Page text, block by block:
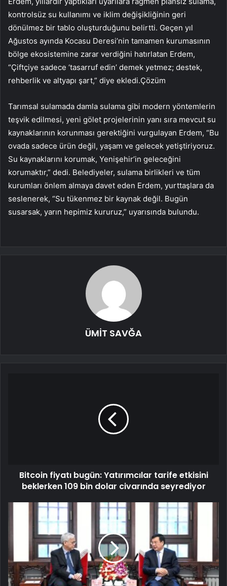
kontrolsüz su kullanımı ve iklim değişikliğinin geri
dönülmez bir tablo oluşturduğunu belirtti. Geçen yıl
Ağustos ayında Kocasu Deresi’nin tamamen kurumasının
bölge ekosistemine zarar verdiğini hatırlatan Erdem,
“Çiftçiye sadece ‘tasarruf edin’ demek yetmez; destek,
rehberlik ve altyapı şart,” diye ekledi.Çözüm
Tarımsal sulamada damla sulama gibi modern yöntemlerin
teşvik edilmesi, yeni gölet projelerinin yanı sıra mevcut su
kaynaklarının korunması gerektiğini vurgulayan Erdem, “Bu
ovada sadece ürün değil, yaşam ve gelecek yetiştiriyoruz.
Su kaynaklarını korumak, Yenişehir’in geleceğini
korumaktır,” dedi. Belediyeler, sulama birlikleri ve tüm
kurumları önlem almaya davet eden Erdem, yurttaşlara da
seslenerek, “Su tükenmez bir kaynak değil. Bugün
susarsak, yarın hepimiz kururuz,” uyarısında bulundu.
ÜMİT SAVĞA
Bitcoin fiyatı bugün: Yatırımcılar tarife etkisini
beklerken 109 bin dolar civarında seyrediyor